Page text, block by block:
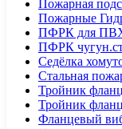
Пожарная
Пожарные
ПФРК для
ПФРК
Седёлка
Стальная
Тройник
Тройник
Фланцевый